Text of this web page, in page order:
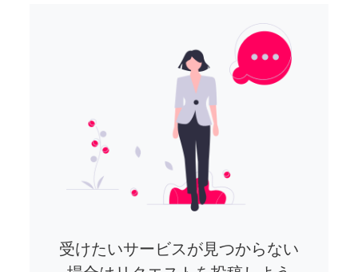
受けたいサービスが見つからない